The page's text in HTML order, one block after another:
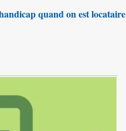
quand on est locataire